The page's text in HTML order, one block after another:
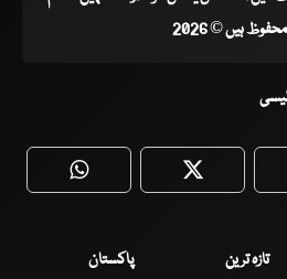
ہیں © 2026
WhatsApp Twitter
تازہ ترین
پاکستان